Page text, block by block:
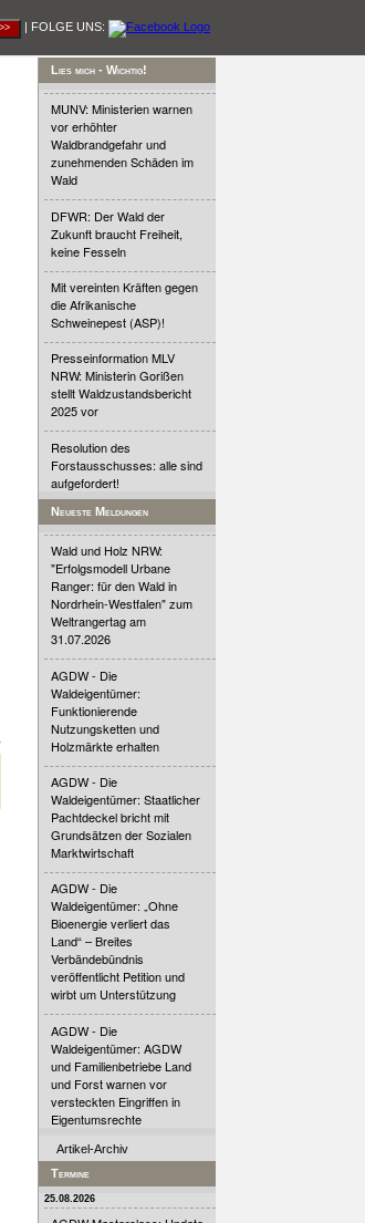
| FOLGE UNS:
Lies mich - Wichtig!
MUNV: Ministerien warnen
vor erhöhter
Waldbrandgefahr und
zunehmenden Schäden im
Wald
DFWR: Der Wald der
Zukunft braucht Freiheit,
keine Fesseln
Mit vereinten Kräften gegen
die Afrikanische
Schweinepest (ASP)!
Presseinformation MLV
NRW: Ministerin Gorißen
stellt Waldzustandsbericht
2025 vor
Resolution des
Forstausschusses: alle sind
aufgefordert!
Neueste Meldungen
Wald und Holz NRW:
"Erfolgsmodell Urbane
Ranger: für den Wald in
Nordrhein-Westfalen" zum
Weltrangertag am
31.07.2026
AGDW - Die
Waldeigentümer:
Funktionierende
Nutzungsketten und
Holzmärkte erhalten
AGDW - Die
Waldeigentümer: Staatlicher
Pachtdeckel bricht mit
Grundsätzen der Sozialen
Marktwirtschaft
AGDW - Die
Waldeigentümer: „Ohne
Bioenergie verliert das
Land“ – Breites
Verbändebündnis
veröffentlicht Petition und
wirbt um Unterstützung
AGDW - Die
Waldeigentümer: AGDW
und Familienbetriebe Land
und Forst warnen vor
versteckten Eingriffen in
Eigentumsrechte
Artikel-Archiv
Termine
25.08.2026